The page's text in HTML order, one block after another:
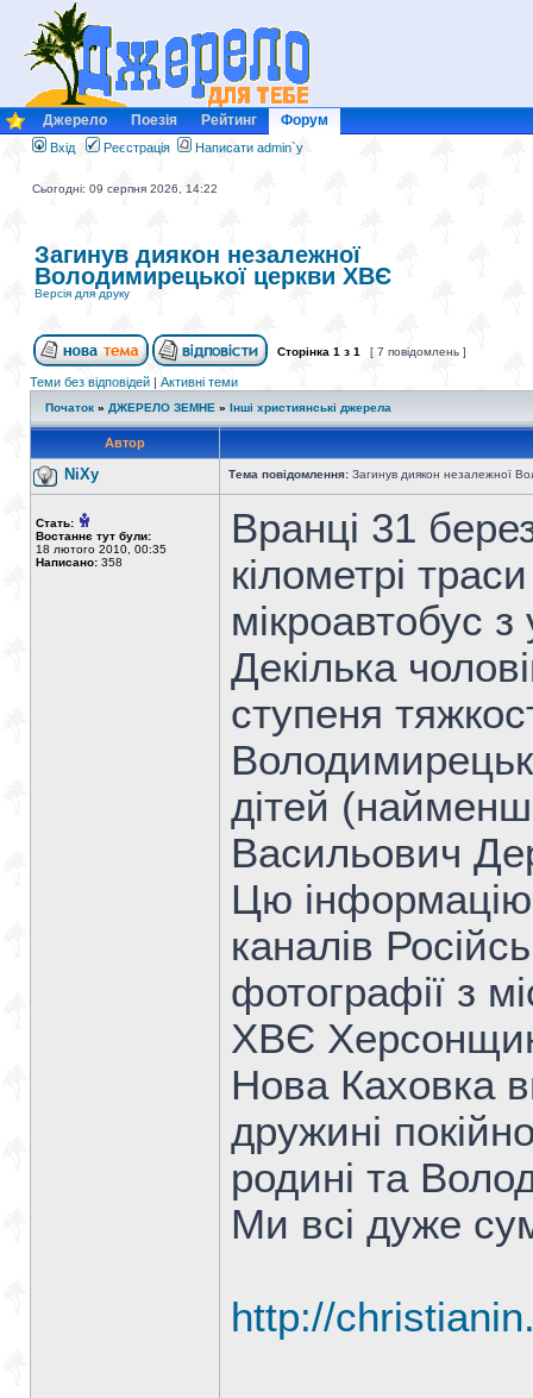
Джерело Поезія Рейтинг Форум
Вхід Реєстрація Написати admin`у
Сьогодні: 09 серпня 2026, 14:22
Загинув диякон незалежної
Володимирецької церкви ХВЄ
Версія для друку
Сторінка 1 з 1 [ 7 повідомлень ]
Теми без відповідей | Активні теми
Початок » ДЖЕРЕЛО ЗЕМНЕ » Інші християнські джерела
Автор
NiXy Тема повідомлення: Загинув диякон незалежної
Стать:
Востаннє тут були:
18 лютого 2010, 00:35
Написано: 358
Вранці 31
кілометрі
мікроавтобус
Декілька
ступеня
дітей
Васильович
Цю інформацію
каналів
фотографії з
ХВЄ
Нова Каховка
дружині
родині та
Ми всі дуже
http://